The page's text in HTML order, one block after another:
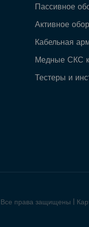
Пассивное
Активное
Кабельная
Медные СКС
Тестеры и
права защищены |